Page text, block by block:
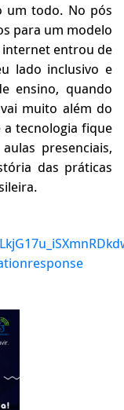
um todo. No pós
para um modelo
entrou de
lado inclusivo e
ensino, quando
muito além do
a tecnologia fique
presenciais,
das práticas